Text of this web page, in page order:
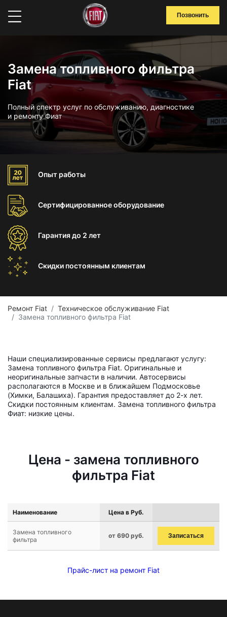
Позвонить
Замена топливного фильтра
Fiat
Полный спектр услуг по обслуживанию, диагностике
и ремонту Фиат
Опыт работы
Сертифицированноеоборудование
Гарантиядо 2 лет
Скидки постоянным клиентам
Ремонт Fiat
Техническое обслуживание Fiat
Замена топливного фильтра Fiat
Наши специализированные сервисы предлагают услугу:
Замена топливного фильтра Fiat. Оригинальные и
неоригинальные запчасти в наличии. Автосервисы
располагаются в Москве и в ближайшем Подмосковье
(Химки, Балашиха). Гарантия предоставляет до 2-х лет.
Скидки постоянным клиентам. Замена топливного фильтра
Фиат: низкие цены.
Цена - замена топливного
фильтра Fiat
Наименование Цена в Руб.
Замена топливного
фильтра
от 690 руб. Записаться
Прайс-лист на ремонт Fiat